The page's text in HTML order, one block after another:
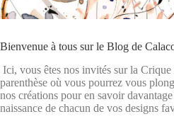
Bienvenue à tous sur le Blog de
Ici, vous êtes nos invités sur la
parenthèse où vous pourrez vous
nos créations pour en savoir
naissance de chacun de vos designs